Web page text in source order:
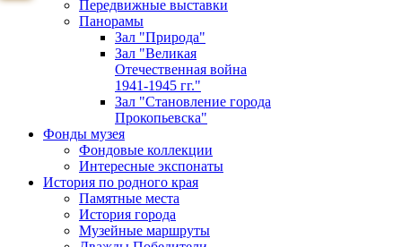
Передвижные выставки
Панорамы
Зал "Природа"
Зал "Великая
Отечественная война
1941-1945 гг."
Зал "Становление города
Прокопьевска"
Фонды музея
Фондовые коллекции
Интересные экспонаты
История по родного края
Памятные места
История города
Музейные маршруты